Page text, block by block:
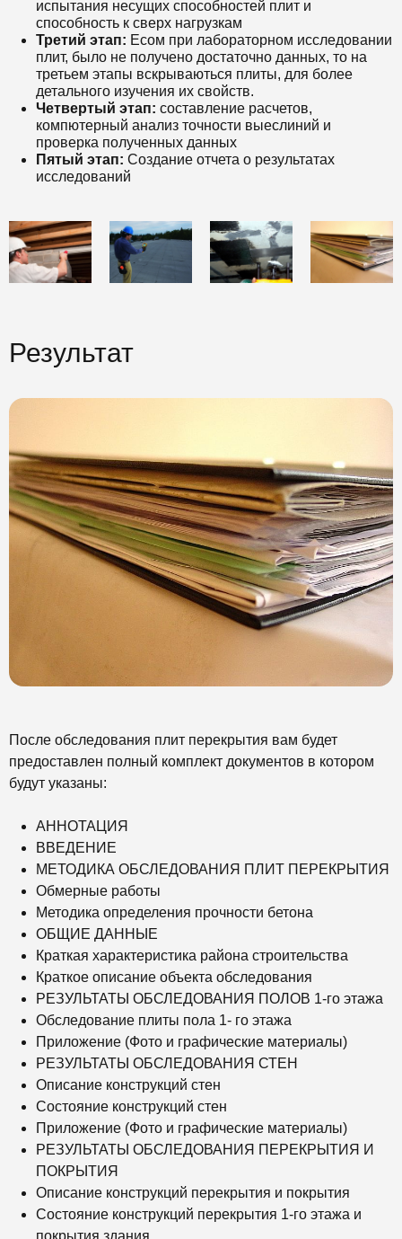
испытания несущих способностей плит и
способность к сверх нагрузкам
Третий этап: Есом при лабораторном исследовании
плит, было не получено достаточно данных, то на
третьем этапы вскрываються плиты, для более
детального изучения их свойств.
Четвертый этап: составление расчетов,
компютерный анализ точности выеслиний и
проверка полученных данных
Пятый этап: Создание отчета о результатах
исследований
Результат
После обследования плит перекрытия вам будет
предоставлен полный комплект документов в котором
будут указаны:
АННОТАЦИЯ
ВВЕДЕНИЕ
МЕТОДИКА ОБСЛЕДОВАНИЯ ПЛИТ ПЕРЕКРЫТИЯ
Обмерные работы
Методика определения прочности бетона
ОБЩИЕ ДАННЫЕ
Краткая характеристика района строительства
Краткое описание объекта обследования
РЕЗУЛЬТАТЫ ОБСЛЕДОВАНИЯ ПОЛОВ 1-го этажа
Обследование плиты пола 1- го этажа
Приложение (Фото и графические материалы)
РЕЗУЛЬТАТЫ ОБСЛЕДОВАНИЯ СТЕН
Описание конструкций стен
Состояние конструкций стен
Приложение (Фото и графические материалы)
РЕЗУЛЬТАТЫ ОБСЛЕДОВАНИЯ ПЕРЕКРЫТИЯ И
ПОКРЫТИЯ
Описание конструкций перекрытия и покрытия
Состояние конструкций перекрытия 1-го этажа и
покрытия здания